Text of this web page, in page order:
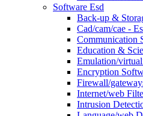
Software Esd
Back-up &
Cad/cam/cae -
Communication
Education &
Emulation/
Encryption
Firewall/
Internet/web
Intrusion